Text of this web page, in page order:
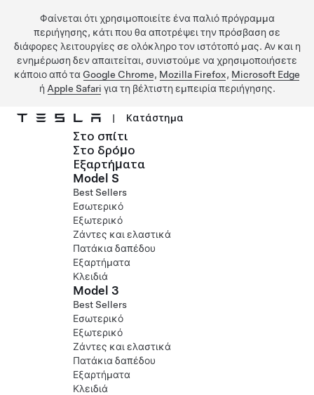
Φαίνεται ότι χρησιμοποιείτε ένα παλιό πρόγραμμα
περιήγησης, κάτι που θα αποτρέψει την πρόσβαση σε
διάφορες λειτουργίες σε ολόκληρο τον ιστότοπό μας. Αν και η
ενημέρωση δεν απαιτείται, συνιστούμε να χρησιμοποιήσετε
κάποιο από τα Google Chrome, Mozilla Firefox, Microsoft Edge
ή Apple Safari για τη βέλτιστη εμπειρία περιήγησης.
Μετάβαση στο κύριο περιεχόμενο
| Κατάστημα
Στο σπίτι
Στο δρόμο
Εξαρτήματα
Model S
Best Sellers
Εσωτερικό
Εξωτερικό
Ζάντες και ελαστικά
Πατάκια δαπέδου
Εξαρτήματα
Κλειδιά
Model 3
Best Sellers
Εσωτερικό
Εξωτερικό
Ζάντες και ελαστικά
Πατάκια δαπέδου
Εξαρτήματα
Κλειδιά